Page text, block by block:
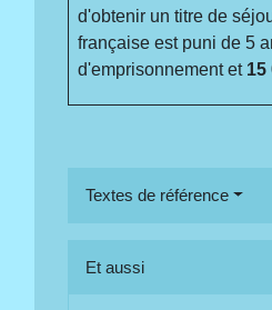
d'obtenir un titre de
française est puni de 5
d'emprisonnement et 15
Textes de référence
Et aussi